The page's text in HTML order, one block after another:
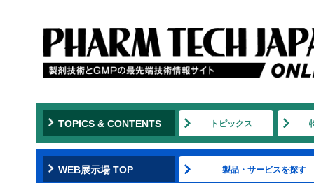
TOPICS & CONTENTS トピックス
WEB展示場 TOP 製品・サービスを探す